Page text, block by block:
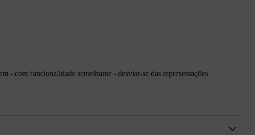
- com funcionalidade semelhante - desviar-se das representações